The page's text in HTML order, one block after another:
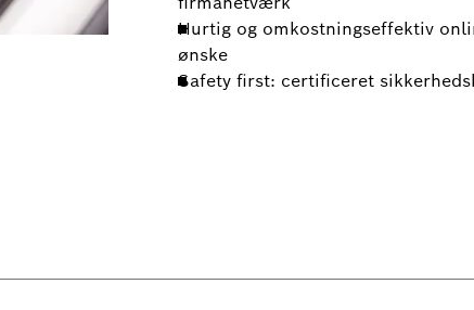
Hurtig og omkostningseffektiv
ønske
Safety first: certificeret